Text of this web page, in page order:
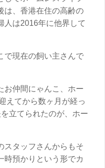
は、香港在住の高齢の
人は2016年に他界して
で現在の飼い主さんで
お仲間にゃんこ、ホー
えてから数ヶ月が経っ
立てられたのが、ホー
スタッフさんからもそ
時預かりという形でカ